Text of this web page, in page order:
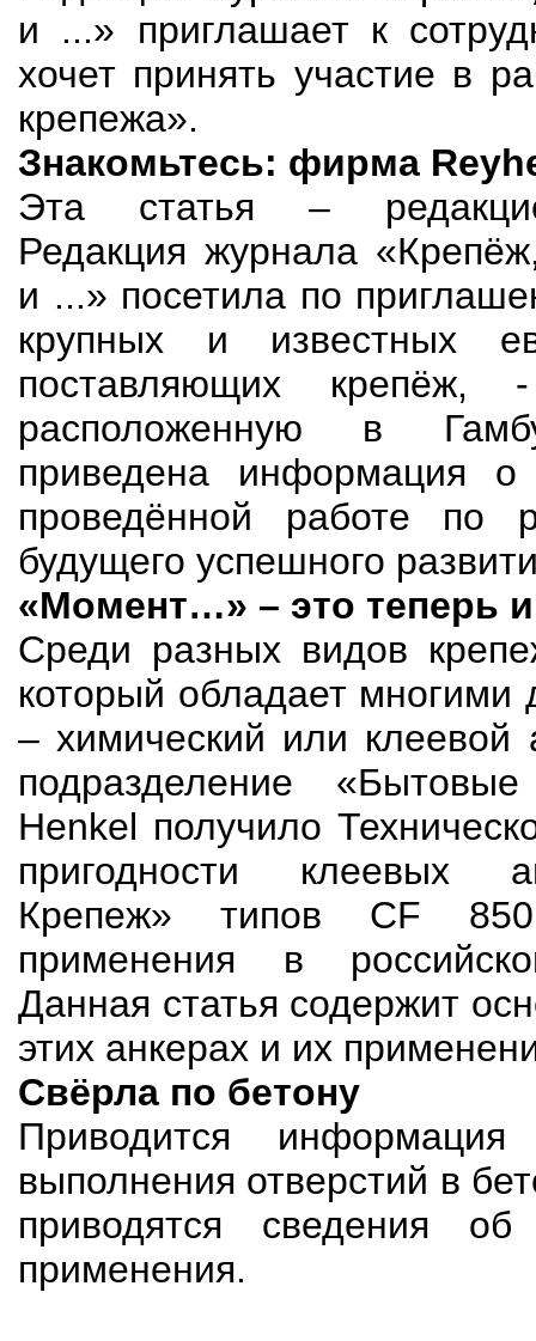
и ...» приглашает к
хочет принять участие в
крепежа».
Знакомьтесь: фирма
Эта статья –
Редакция журнала
и ...» посетила по
крупных и известных
поставляющих
расположенную в
приведена информация
проведённой работе по
будущего успешного
«Момент…» – это теперь
Среди разных видов
который обладает многими
– химический или клеевой
подразделение
Henkel получило
пригодности клеевых
Крепеж» типов CF
применения в
Данная статья содержит
этих анкерах и их
Свёрла по бетону
Приводится
выполнения отверстий в
приводятся сведения
применения.